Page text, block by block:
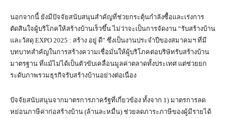
นอกจากนี้ ยังมีปัจจัยสนับสนุนสำคัญที่ช่วยกระตุ้นกำลังซื้อและเร่งการ
ตัดสินใจผู้บริโภคให้สร้างบ้านเร็วขึ้น ไม่ว่าจะเป็นการจัดงาน “รับสร้างบ้าน
และวัสดุ EXPO 2025 : สร้าง อยู่ ดี” ซึ่งเป็นงานประจำปีของสมาคมฯ ที่มี
บทบาทสำคัญในการสร้างความเชื่อมั่นให้ผู้บริโภคต่อบริษัทรับสร้างบ้าน
มาตรฐาน ที่แม้ไม่ได้เป็นตัวขับเคลื่อนมูลค่าตลาดทั้งประเทศ แต่ช่วยยก
ระดับภาพรวมธุรกิจรับสร้างบ้านอย่างต่อเนื่อง
ปัจจัยสนับสนุนจากมาตรการภาครัฐที่เกี่ยวข้อง ทั้งจาก 1) มาตรการลด
หย่อนภาษีค่าก่อสร้างบ้าน (ล้านละหมื่น) ช่วยลดภาระภาษีของผู้มีรายได้